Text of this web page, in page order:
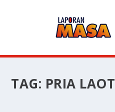
TAG: PRIA LAOT